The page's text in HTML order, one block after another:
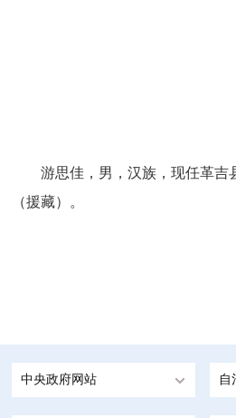
游思佳，男，汉族，现任革吉
（援藏） 。
中央政府网站 自